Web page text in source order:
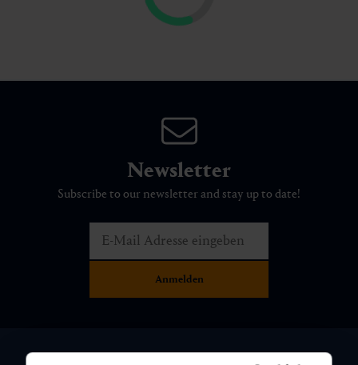
Newsletter
Subscribe to our newsletter and stay up to date!